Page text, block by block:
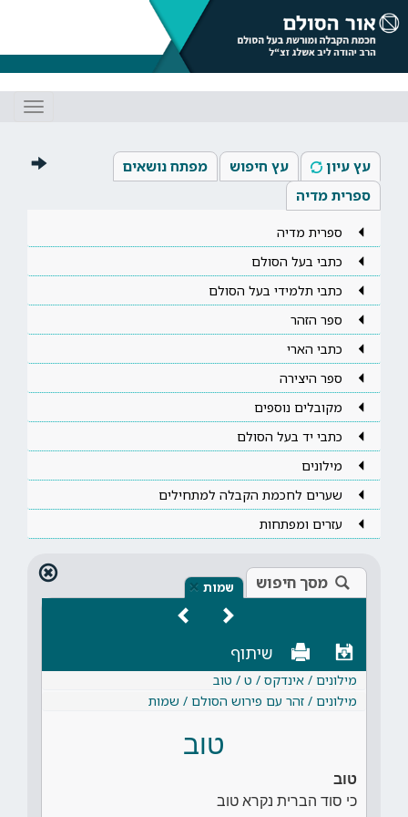
עץ עיון עץ חיפוש
מפתח נושאים
ספרית מדיה
ספרית מדיה
כתבי בעל הסולם
כתבי תלמידי בעל הסולם
ספר הזהר
כתבי הארי
ספר היצירה
מקובלים נוספים
כתבי יד בעל הסולם
מילונים
שערים לחכמת הקבלה למתחילים
עזרים ומפתחות
מסך חיפוש שמות ×
שיתוף
מילונים / אינדקס / ט / טוב
מילונים / זהר עם פירוש הסולם / שמות
טוב
טוב
כי סוד הברית נקרא טוב